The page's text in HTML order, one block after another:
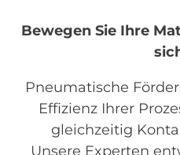
Bewegen Sie Ihre
Pneumatische
Effizienz Ihrer
gleichzeitig
Unsere Experten